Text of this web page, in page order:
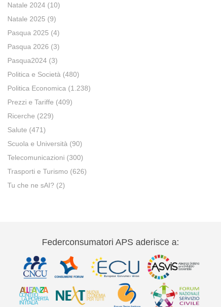
Natale 2024 (10)
Natale 2025 (9)
Pasqua 2025 (4)
Pasqua 2026 (3)
Pasqua2024 (3)
Politica e Società (480)
Politica Economica (1.238)
Prezzi e Tariffe (409)
Ricerche (229)
Salute (471)
Scuola e Università (90)
Telecomunicazioni (300)
Trasporti e Turismo (626)
Tu che ne sAI? (2)
Federconsumatori APS aderisce a: